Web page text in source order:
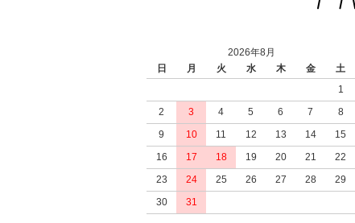
2026年8月
日
月 火 水 木 金
土
1
2
3 4 5 6 7
8
9
10 11 12 13 14
15
16
17 18 19 20 21
22
23
24 25 26 27 28
29
30
31